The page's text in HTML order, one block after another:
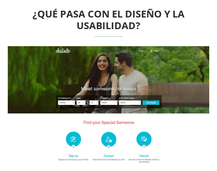
¿QUÉ PASA CON EL DISEÑO Y LA
USABILIDAD?